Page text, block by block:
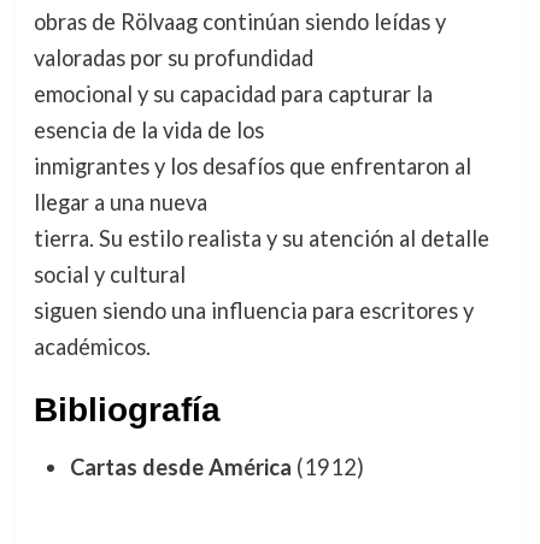
obras de Rölvaag continúan siendo leídas y
valoradas por su profundidad
emocional y su capacidad para capturar la
esencia de la vida de los
inmigrantes y los desafíos que enfrentaron al
llegar a una nueva
tierra. Su estilo realista y su atención al detalle
social y cultural
siguen siendo una influencia para escritores y
académicos.
Bibliografía
Cartas desde América (1912)